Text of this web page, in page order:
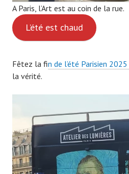
A Paris, l’Art est au coin de la rue.
L’été est chaud
Fêtez la fin de l’été Parisien 2025
la vérité.